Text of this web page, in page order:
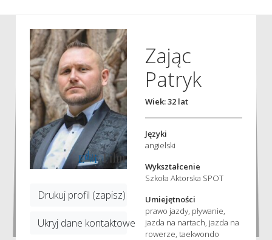
Drukuj profil (zapisz)
Ukryj dane kontaktowe
Zając
Patryk
Wiek: 32 lat
Języki
angielski
Wykształcenie
Szkoła Aktorska SPOT
Umiejętności
prawo jazdy, pływanie,
jazda na nartach, jazda na
rowerze, taekwondo